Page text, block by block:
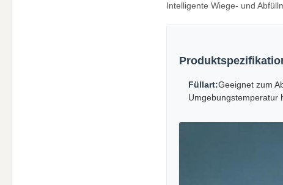
Intelligente Wiege- und
Füllart:Geeignet zum
Umgebungstemperatur